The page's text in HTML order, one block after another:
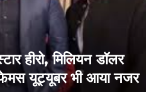
हीरो, मिलियन डॉलर
यूट्यूबर भी आया नजर